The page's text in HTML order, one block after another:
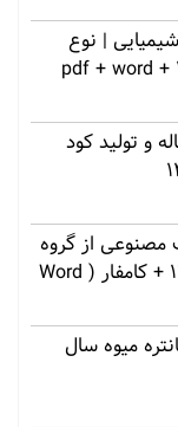
| نوع
و تولید کود
از گروه
سمنت پلاست سال 1400 + کامفار ( Word
میوه سال